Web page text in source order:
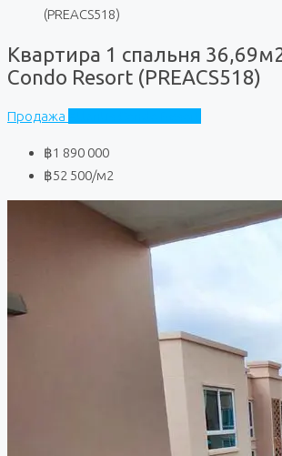
(PREACS518)
Квартира 1 спальня
Condo Resort (PREACS518)
Продажа
฿1 890 000
฿52 500/м2